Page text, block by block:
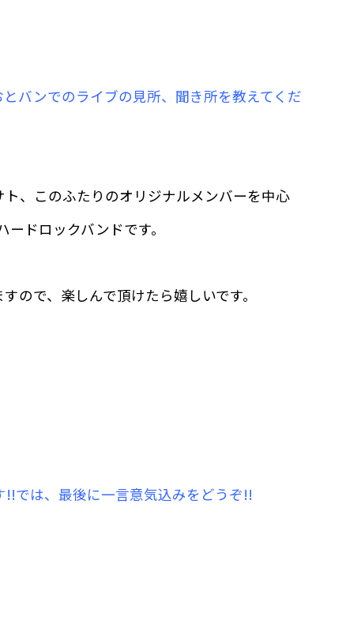
バンでのライブの見所、聞き所を教えてくだ
、このふたりのオリジナルメンバーを中心
ドロックバンドです。
ので、楽しんで頂けたら嬉しいです。
では、最後に一言意気込みをどうぞ!!